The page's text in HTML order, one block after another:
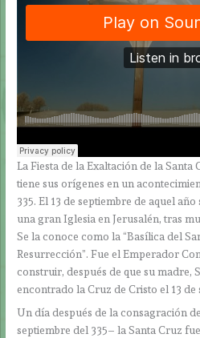
La Fiesta de la Exaltación de la Santa
tiene sus orígenes en un
335. El 13 de septiembre de aquel
una gran Iglesia en Jerusalén, tras
Se la conoce como la “Basílica del
Resurrección”. Fue el Emperador
construir, después de que su madre,
encontrado la Cruz de Cristo el 13 de
Un día después de la consagración
septiembre del 335– la Santa Cruz